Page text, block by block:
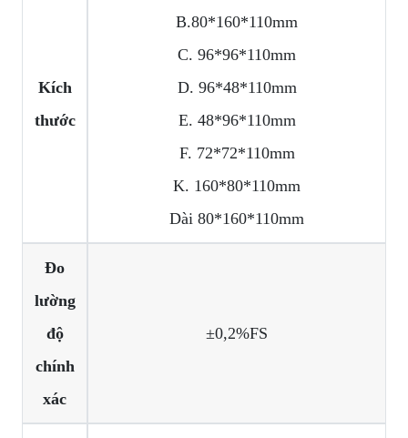
Kích
thước
B.80*160*110mm
C. 96*96*110mm
D. 96*48*110mm
E. 48*96*110mm
F. 72*72*110mm
K. 160*80*110mm
Dài 80*160*110mm
Đo
lường
độ
chính
xác
±0,2%FS